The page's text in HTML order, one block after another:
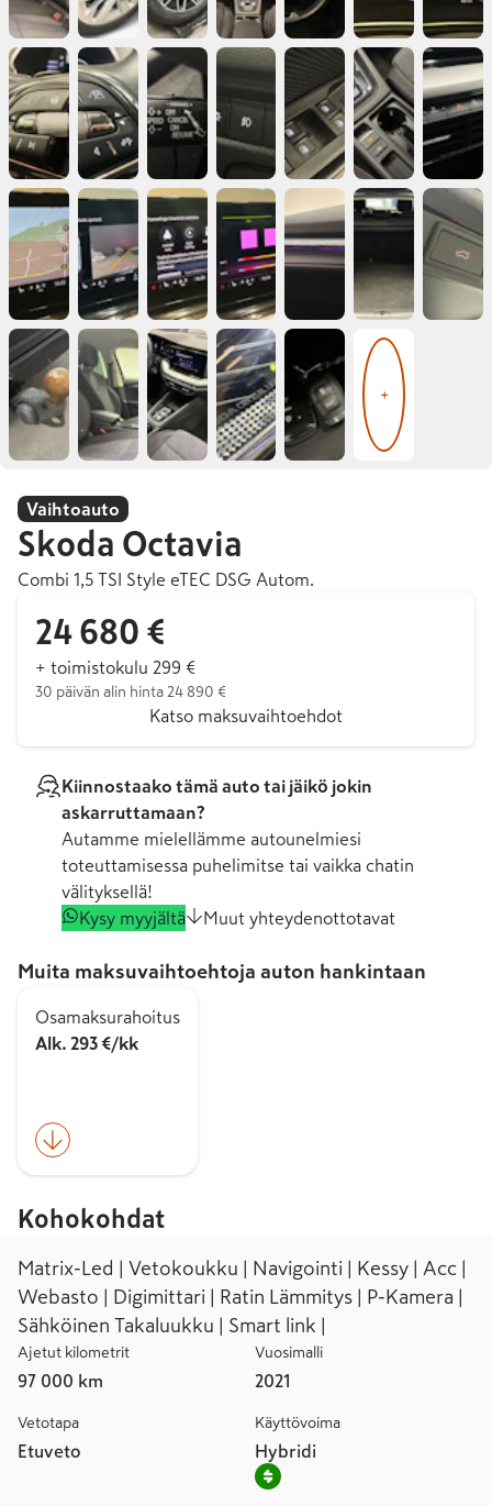
+
Vaihtoauto
Skoda Octavia
Combi 1,5 TSI Style eTEC DSG Autom.
24 680 €
+ toimistokulu 299 €
30 päivän alin hinta 24 890 €
Katso maksuvaihtoehdot
Kiinnostaako tämä auto tai jäikö jokin
askarruttamaan?
Autamme mielellämme autounelmiesi
toteuttamisessa puhelimitse tai vaikka chatin
välityksellä!
Kysy myyjältä
Muut yhteydenottotavat
Muita maksuvaihtoehtoja auton hankintaan
Osamaksurahoitus
Alk. 293 €/kk
Kohokohdat
Matrix-Led | Vetokoukku | Navigointi | Kessy | Acc |
Webasto | Digimittari | Ratin Lämmitys | P-Kamera |
Sähköinen Takaluukku | Smart link |
Ajetut kilometrit
97 000 km
Vuosimalli
2021
Vetotapa
Etuveto
Käyttövoima
Hybridi